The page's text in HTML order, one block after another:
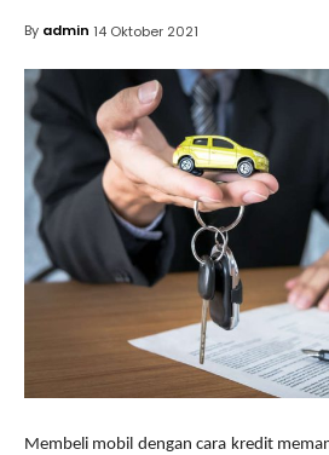
By admin 14 Oktober 2021
Membeli mobil dengan cara kredit